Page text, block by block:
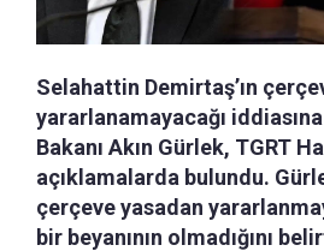
Selahattin Demirtaş’ın
yararlanamayacağı
Bakanı Akın Gürlek, TGRT
açıklamalarda bulundu.
çerçeve yasadan
bir beyanının olmadığını